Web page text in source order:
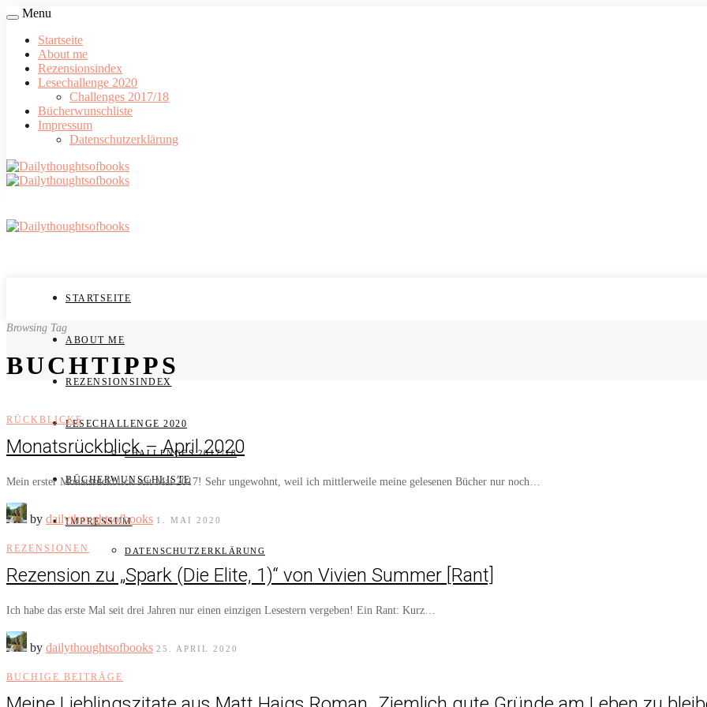
Menu
Startseite
About me
Rezensionsindex
Lesechallenge 2020
Challenges 2017/18
Bücherwunschliste
Impressum
Datenschutzerklärung
STARTSEITE
ABOUT ME
REZENSIONSINDEX
LESECHALLENGE 2020
CHALLENGES 2017/18
BÜCHERWUNSCHLISTE
IMPRESSUM
DATENSCHUTZERKLÄRUNG
Browsing Tag
BUCHTIPPS
RÜCKBLICKE
Monatsrückblick – April 2020
Mein erster Monatsrückblick seit Mai 2017! Sehr ungewohnt, weil ich mittlerweile meine gelesenen Bücher nur noch…
by dailythoughtsofbooks 1. MAI 2020
REZENSIONEN
Rezension zu „Spark (Die Elite, 1)“ von Vivien Summer [Rant]
Ich habe das erste Mal seit drei Jahren nur einen einzigen Lesestern vergeben! Ein Rant: Kurz…
by dailythoughtsofbooks 25. APRIL 2020
BUCHIGE BEITRÄGE